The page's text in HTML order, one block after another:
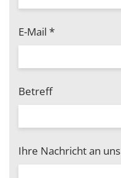
E-Mail *
Betreff
Ihre Nachricht an uns